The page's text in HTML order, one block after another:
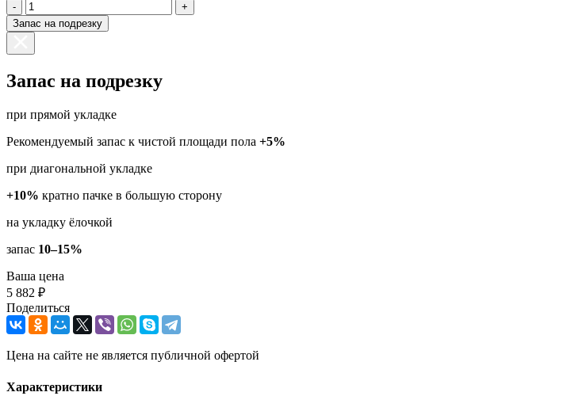
-
+
Запас на подрезку
Запас на подрезку
при прямой укладке
Рекомендуемый запас к чистой площади пола +5%
при диагональной укладке
+10% кратно пачке в большую сторону
на укладку ёлочкой
запас 10–15%
Ваша цена
5 882 ₽
Поделиться
Цена на сайте не является публичной офертой
Характеристики